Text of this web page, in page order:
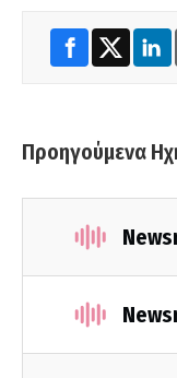
Προηγούμενα